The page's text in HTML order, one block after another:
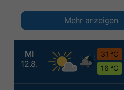
MI
12.8.
31 °C
16 °C
Mehr anzeigen